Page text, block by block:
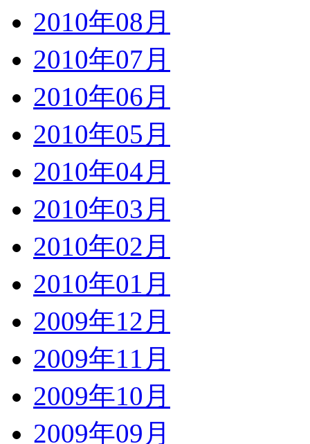
2010年08月
2010年07月
2010年06月
2010年05月
2010年04月
2010年03月
2010年02月
2010年01月
2009年12月
2009年11月
2009年10月
2009年09月